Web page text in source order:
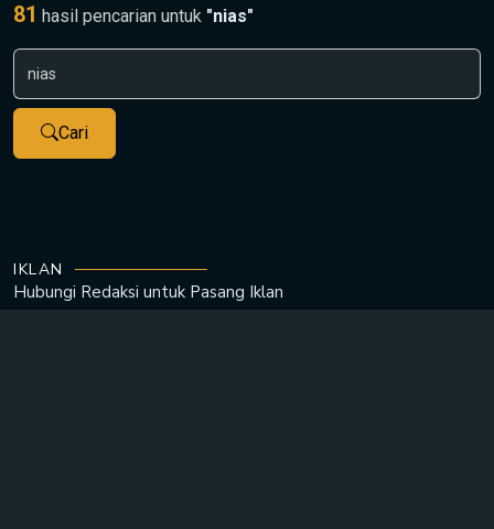
81 hasil pencarian untuk "nias"
Cari
IKLAN
Hubungi Redaksi untuk Pasang Iklan